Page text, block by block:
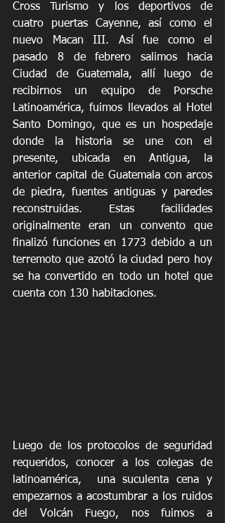
Cross Turismo y los deportivos de
cuatro puertas Cayenne, así como el
nuevo Macan III. Así fue como el
pasado 8 de febrero salimos hacia
Ciudad de Guatemala, allí luego de
recibirnos un equipo de Porsche
Latinoamérica, fuimos llevados al Hotel
Santo Domingo, que es un hospedaje
donde la historia se une con el
presente, ubicada en Antigua, la
anterior capital de Guatemala con arcos
de piedra, fuentes antiguas y paredes
reconstruidas. Estas facilidades
originalmente eran un convento que
finalizó funciones en 1773 debido a un
terremoto que azotó la ciudad pero hoy
se ha convertido en todo un hotel que
cuenta con 130 habitaciones.
Luego de los protocolos de seguridad
requeridos, conocer a los colegas de
latinoamérica,  una suculenta cena y
empezarnos a acostumbrar a los ruidos
del Volcán Fuego, nos fuimos a